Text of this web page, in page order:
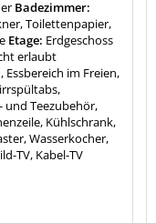
Badezimmer:
Toilettenpapier,
Etage: Erdgeschoss
erlaubt
Essbereich im Freien,
und Teezubehör,
Kühlschrank,
Wasserkocher,
TV, Kabel-TV